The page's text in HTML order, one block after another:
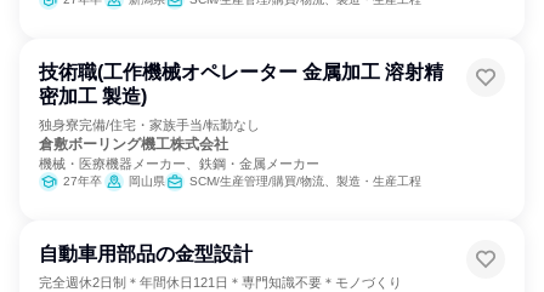
技術職(工作機械オペレーター 金属加工 溶射精
密加工 製造)
独身寮完備/住宅・家族手当/転勤なし
倉敷ボーリング機工株式会社
機械・医療機器メーカー、鉄鋼・金属メーカー
27年卒 岡山県 SCM/生産管理/購買/物流、製造・生産工程
自動車用部品の金型設計
完全週休2日制＊年間休日121日＊専門知識不要＊モノづくり